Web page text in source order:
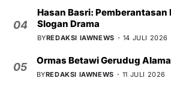
04
Hasan Basri: Pemberantasan
Slogan Drama
BYREDAKSI IAWNEWS 14 JULI 2026
05
Ormas Betawi Gerudug
BYREDAKSI IAWNEWS 11 JULI 2026